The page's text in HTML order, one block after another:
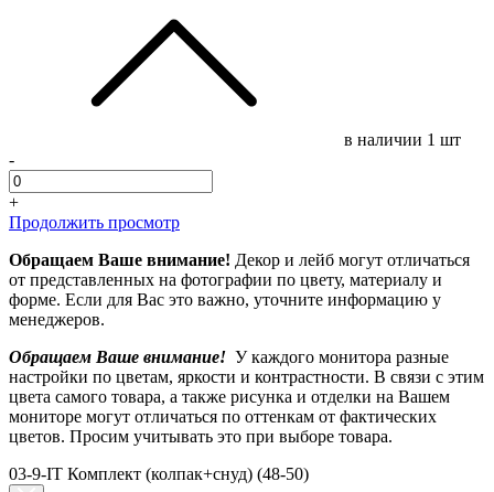
в наличии 1 шт
-
+
Продолжить просмотр
Обращаем Ваше внимание! Декор и лейб могут отличаться
от представленных на фотографии по цвету, материалу и
форме. Если для Вас это важно, уточните информацию у
менеджеров.
Обращаем Ваше внимание! У каждого монитора разные
настройки по цветам, яркости и контрастности. В связи с этим
цвета самого товара, а также рисунка и отделки на Вашем
мониторе могут отличаться по оттенкам от фактических
цветов. Просим учитывать это при выборе товара.
03-9-IT Комплект (колпак+снуд) (48-50)